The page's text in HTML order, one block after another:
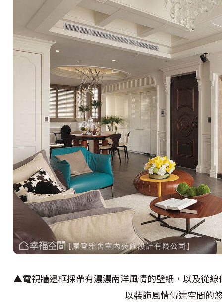
▲電視牆邊框採帶有濃濃南洋風情的壁紙，以及從
以裝飾風情傳達空間的